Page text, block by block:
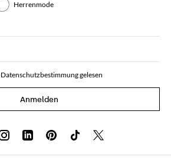
Herrenmode
Datenschutzbestimmunggelesen
Anmelden